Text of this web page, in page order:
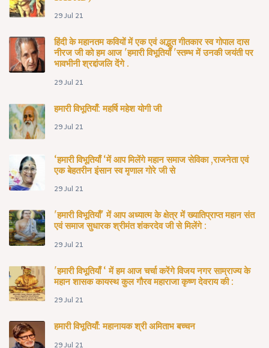
29 Jul 21
हिंदी के महानतम कवियों में एक एवं अद्भुत गीतकार स्व गोपाल दास
नीरज जी को हम आज 'हमारी विभूतियाँ 'स्तम्भ में उनकी जयंती पर
भावभीनी श्रद्दांजलि देंगे .
29 Jul 21
हमारी विभूतियाँ: महर्षि महेश योगी जी
29 Jul 21
‘हमारी विभूतियाँ ‘में आप मिलेंगे महान समाज सेविका ,राजनेता एवं
एक बेहतरीन इंसान स्व मृणाल गोरे जी से
29 Jul 21
'हमारी विभूतियाँ' में आप अध्यात्म के क्षेत्र में ख्यातिप्राप्त महान संत
एवं समाज सुधारक श्रीमंत शंकरदेव जी से मिलेंगे :
29 Jul 21
'हमारी विभूतियाँ ‘ में हम आज चर्चा करेंगे विजय नगर साम्राज्य के
महान शासक कायस्थ कुल गौरव महाराजा कृष्ण देवराय की :
29 Jul 21
हमारी विभूतियाँ: महानायक श्री अमिताभ बच्चन
29 Jul 21